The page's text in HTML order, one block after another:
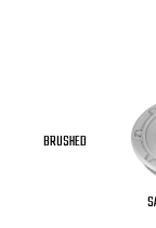
BRUSHED